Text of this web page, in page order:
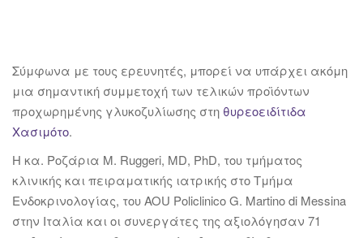
Σύμφωνα με τους ερευνητές, μπορεί να υπάρχει ακόμη
μια σημαντική συμμετοχή των τελικών προϊόντων
προχωρημένης γλυκοζυλίωσης στη θυρεοειδίτιδα
Χασιμότο.
Η κα. Ροζάρια M. Ruggeri, MD, PhD, του τμήματος
κλινικής και πειραματικής ιατρικής στο Τμήμα
Ενδοκρινολογίας, του AOU Policlinico G. Martino di Messina
στην Ιταλία και οι συνεργάτες της αξιολόγησαν 71